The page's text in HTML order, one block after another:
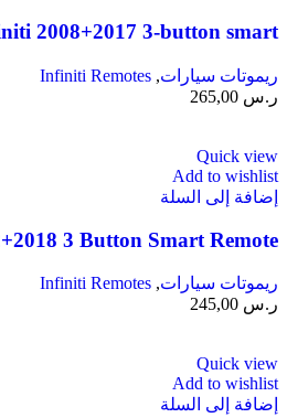
2008+2017 3-button smart
ريموتات سيارات,
Infiniti Remotes
ر.س
Quick view
Add to wishlist
إضافة إلى السلة
3 Button Smart Remote
ريموتات سيارات,
Infiniti Remotes
ر.س
Quick view
Add to wishlist
إضافة إلى السلة